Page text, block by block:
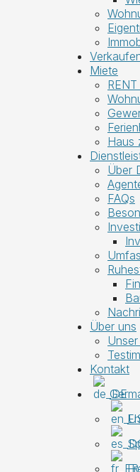
Miete
Haus
Über
FAQs
Über uns
Kontakt